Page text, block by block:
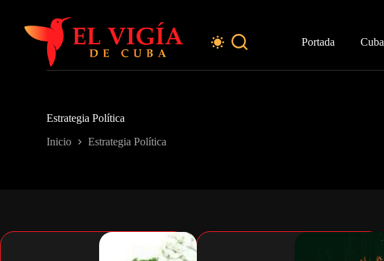
contenido
Portada
Cuba
Estrategia Política
Inicio Estrategia Política